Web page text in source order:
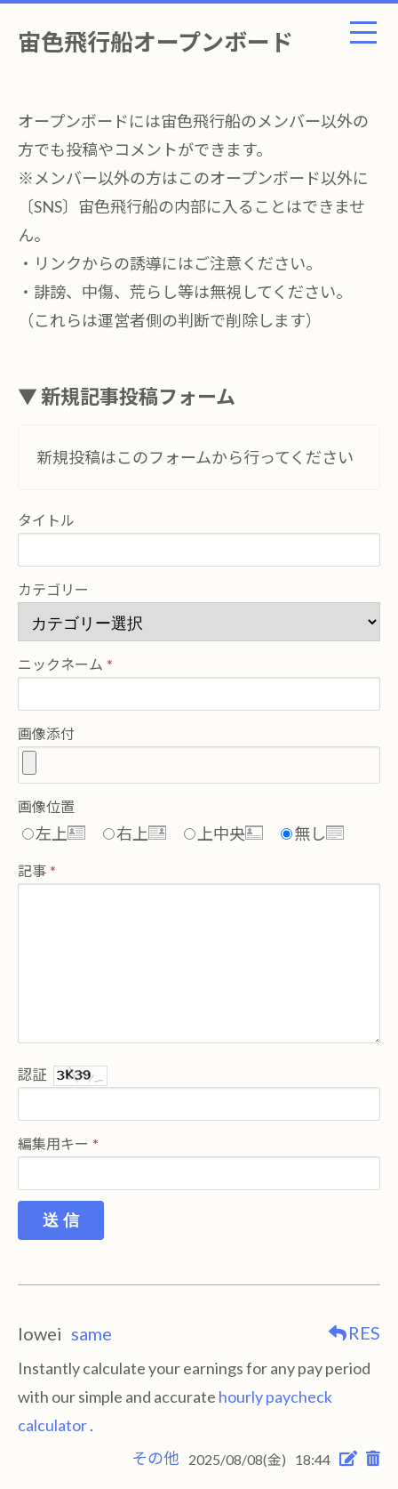
宙色飛行船オープンボード
オープンボードには宙色飛行船のメンバー以外の
方でも投稿やコメントができます。
※メンバー以外の方はこのオープンボード以外に
〔SNS〕宙色飛行船の内部に入ることはできませ
ん。
・リンクからの誘導にはご注意ください。
・誹謗、中傷、荒らし等は無視してください。
（これらは運営者側の判断で削除します）
▼ 新規記事投稿フォーム
新規投稿はこのフォームから行ってください
タイトル
カテゴリー
ニックネーム
画像添付
画像位置
左上 右上 上中央 無し
記事
認証
編集用キー
送 信
lowei same RES
Instantly calculate your earnings for any pay period
with our simple and accurate hourly paycheck
calculator.
その他
2025/08/08(金) 18:44